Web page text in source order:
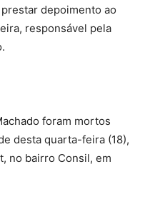
depoimento ao
responsável pela
foram mortos
desta quarta-feira (18),
no bairro Consil, em